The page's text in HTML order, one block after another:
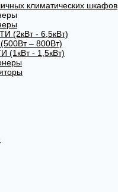
климатических шкафов
- 6,5кВт)
– 800Вт)
- 1,5кВт)